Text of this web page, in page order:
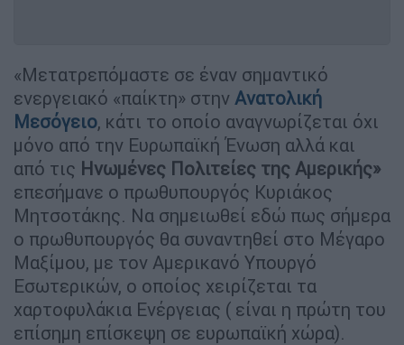
«Μετατρεπόμαστε σε έναν σημαντικό
ενεργειακό «παίκτη» στην Ανατολική
Μεσόγειο, κάτι το οποίο αναγνωρίζεται όχι
μόνο από την Ευρωπαϊκή Ένωση αλλά και
από τις Ηνωμένες Πολιτείες της Αμερικής»
επεσήμανε ο πρωθυπουργός Κυριάκος
Μητσοτάκης. Να σημειωθεί εδώ πως σήμερα
ο πρωθυπουργός θα συναντηθεί στο Μέγαρο
Μαξίμου, με τον Αμερικανό Υπουργό
Εσωτερικών, ο οποίος χειρίζεται τα
χαρτοφυλάκια Ενέργειας ( είναι η πρώτη του
επίσημη επίσκεψη σε ευρωπαϊκή χώρα).